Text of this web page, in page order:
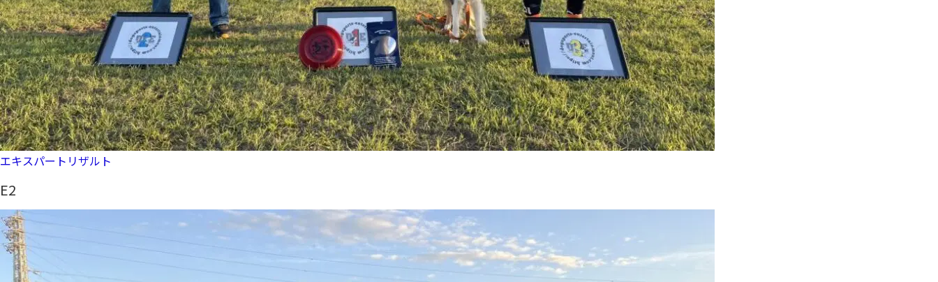
エキスパートリザルト
E2